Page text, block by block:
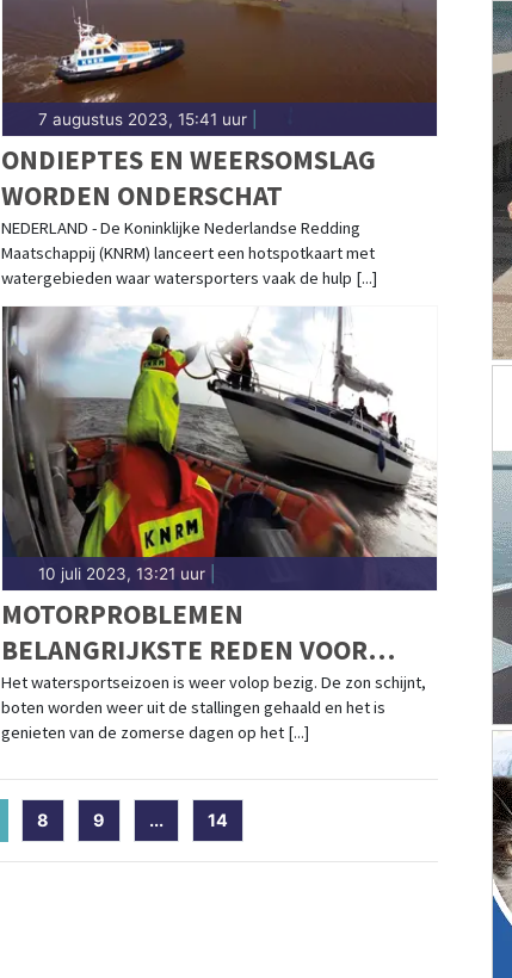
7 augustus 2023, 15:41 uur|
ONDIEPTES EN WEERSOMSLAG
WORDEN ONDERSCHAT
NEDERLAND - De Koninklijke Nederlandse Redding
Maatschappij (KNRM) lanceert een hotspotkaart met
watergebieden waar watersporters vaak de hulp [...]
10 juli 2023, 13:21 uur|
MOTORPROBLEMEN
BELANGRIJKSTE REDEN VOOR
UITVAREN KNRM
Het watersportseizoen is weer volop bezig. De zon schijnt,
boten worden weer uit de stallingen gehaald en het is
genieten van de zomerse dagen op het [...]
(current)
8 9 ... 14